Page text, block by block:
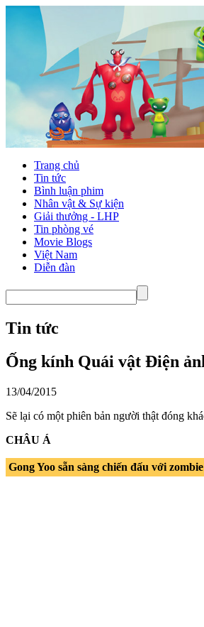
Trang chủ
Tin tức
Bình luận phim
Nhân vật & Sự kiện
Giải thưởng - LHP
Tin phòng vé
Movie Blogs
Việt Nam
Diễn đàn
Tin tức
Ống kính Quái vật Điện
13/04/2015
Sẽ lại có một phiên bản người thật đóng
CHÂU Á
Gong Yoo sẵn sàng chiến đấu với zombie